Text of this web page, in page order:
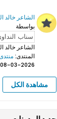
الشاعر خالد
بواسطة
الشاعر خالد
المنتدى:
08-03-2026, 01:57 PM
مشاهدة الكل